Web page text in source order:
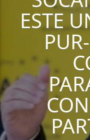
ESTE